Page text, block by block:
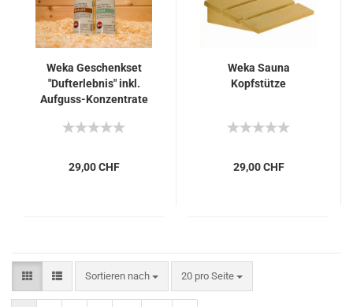
Weka Geschenkset
"Dufterlebnis" inkl.
Aufguss-Konzentrate
29,00 CHF
Weka Sauna
Kopfstütze
29,00 CHF
Sortieren nach
Sortieren nach 20 pro Seite
pro Seite